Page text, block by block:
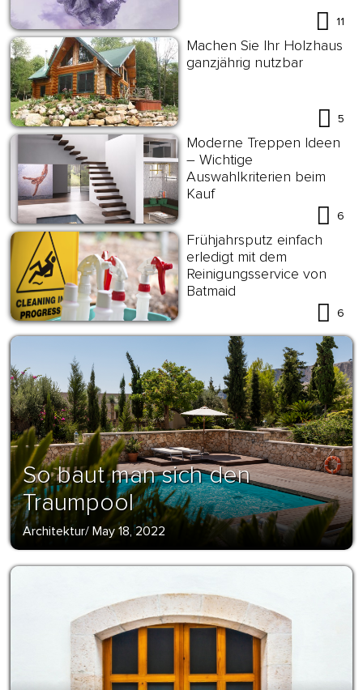
11
Machen Sie Ihr Holzhaus
ganzjährig nutzbar
5
Moderne Treppen Ideen
– Wichtige
Auswahlkriterien beim
Kauf
6
Frühjahrsputz einfach
erledigt mit dem
Reinigungsservice von
Batmaid
6
So baut man sich den
Traumpool
Architektur/ May 18, 2022